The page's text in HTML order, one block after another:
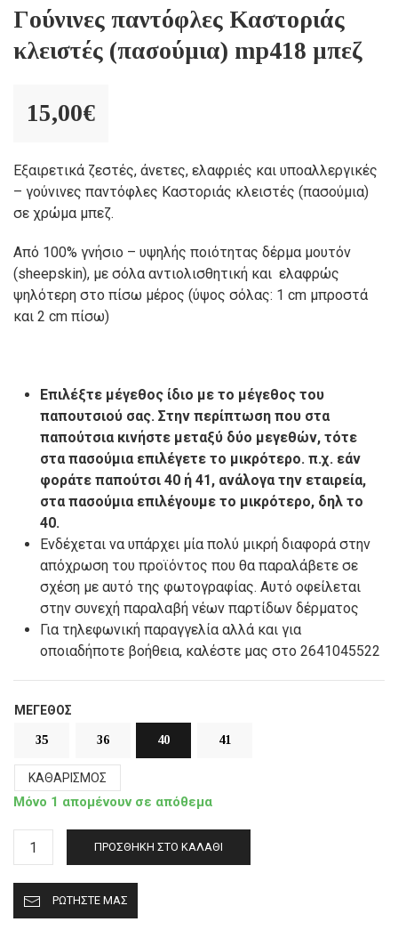
Γούνινες παντόφλες Καστοριάς
κλειστές (πασούμια) mp418 μπεζ
15,00€
Εξαιρετικά ζεστές, άνετες, ελαφριές και υποαλλεργικές
– γούνινες παντόφλες Καστοριάς κλειστές (πασούμια)
σε χρώμα μπεζ.
Από 100% γνήσιο – υψηλής ποιότητας δέρμα μουτόν
(sheepskin), με σόλα αντιολισθητική και ελαφρώς
ψηλότερη στο πίσω μέρος (ύψος σόλας: 1 cm μπροστά
και 2 cm πίσω)
Επιλέξτε μέγεθος ίδιο με το μέγεθος του
παπουτσιού σας. Στην περίπτωση που στα
παπούτσια κινήστε μεταξύ δύο μεγεθών, τότε
στα πασούμια επιλέγετε το μικρότερο. π.χ. εάν
φοράτε παπούτσι 40 ή 41, ανάλογα την εταιρεία,
στα πασούμια επιλέγουμε το μικρότερο, δηλ το
40.
Ενδέχεται να υπάρχει μία πολύ μικρή διαφορά στην
απόχρωση του προϊόντος που θα παραλάβετε σε
σχέση με αυτό της φωτογραφίας. Αυτό οφείλεται
στην συνεχή παραλαβή νέων παρτίδων δέρματος
Για τηλεφωνική παραγγελία αλλά και για
οποιαδήποτε βοήθεια, καλέστε μας στο 2641045522
ΜΈΓΕΘΟΣ
35 36 40 41
ΚΑΘΑΡΙΣΜΌΣ
Μόνο 1 απομένουν σε απόθεμα
Γούνινες
παντόφλες
Καστοριάς
κλειστές
(πασούμια)
ΠΡΟΣΘΉΚΗ ΣΤΟ ΚΑΛΆΘΙ
ΡΩΤΉΣΤΕ ΜΑΣ